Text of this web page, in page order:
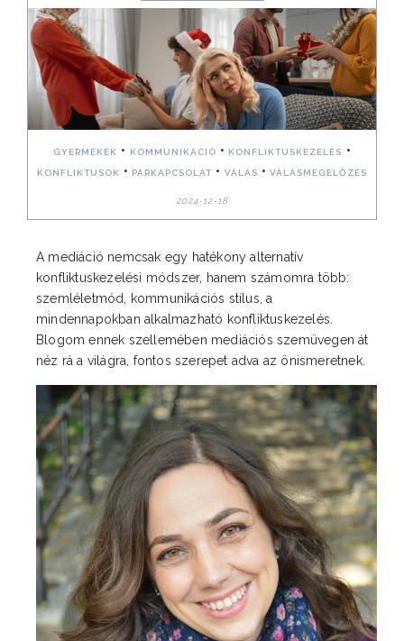
GYERMEKEK • KOMMUNIKÁCIÓ • KONFLIKTUSKEZELÉS •
KONFLIKTUSOK • PÁRKAPCSOLAT • VÁLÁS •VÁLÁSMEGELŐZÉS
2024-12-18
A mediáció nemcsak egy hatékony alternatív
konfliktuskezelési módszer, hanem számomra több:
szemléletmód, kommunikációs stílus, a
mindennapokban alkalmazható konfliktuskezelés.
Blogom ennek szellemében mediációs szemüvegen át
néz rá a világra, fontos szerepet adva az önismeretnek.